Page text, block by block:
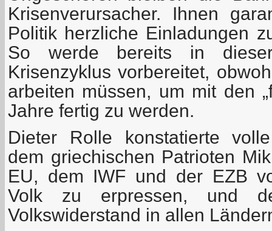
Krisenverursacher. Ihnen
Politik herzliche Einladungen
So werde bereits in
Krisenzyklus vorbereitet,
arbeiten müssen, um mit den
Jahre fertig zu werden.
Dieter Rolle konstatierte
dem griechischen Patrioten
EU, dem IWF und der EZB
Volk zu erpressen, und
Volkswiderstand in allen